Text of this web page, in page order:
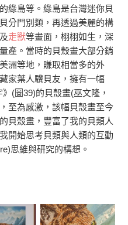
綠島等。綠島是台灣迷你貝
分門別類，再透過美麗的構
走獸等畫面，栩栩如生，深
產。當時的貝殼畫大部分銷
洲等地，賺取相當多的外
家葉人驥貝友，擁有一幅
(圖39)的貝殼畫(巫文隆，
至為感激，該幅貝殼畫至今
貝殼畫，豐富了我的貝類人
開始思考貝類與人類的互動
思維與研究的構想。